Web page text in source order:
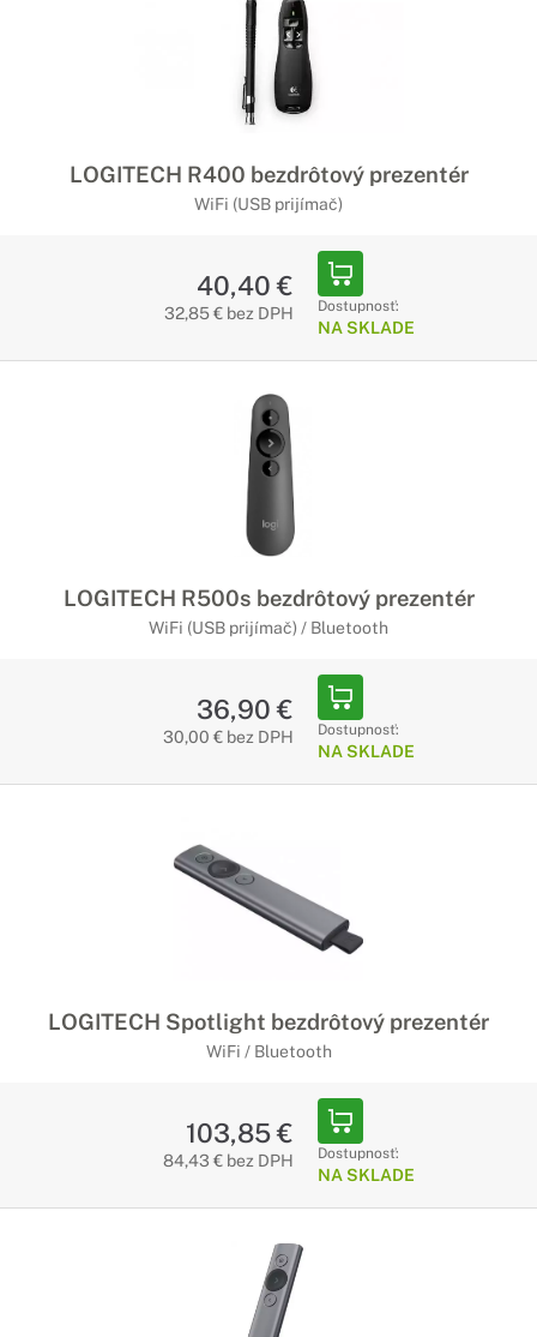
LOGITECH R400 bezdrôtový prezentér
WiFi (USB prijímač)
40,40 €
32,85 € bez DPH Dostupnosť:
NA SKLADE
LOGITECH R500s bezdrôtový prezentér
WiFi (USB prijímač) / Bluetooth
36,90 €
30,00 € bez DPH Dostupnosť:
NA SKLADE
LOGITECH Spotlight bezdrôtový prezentér
WiFi / Bluetooth
103,85 €
84,43 € bez DPH Dostupnosť:
NA SKLADE